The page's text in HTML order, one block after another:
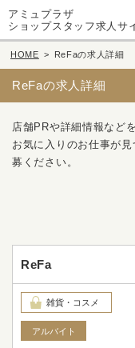
アミュプラザ
ショップスタッフ求人サ
HOME > ReFaの求人詳細
ReFaの求人詳細
店舗PRや詳細情報など
お気に入りのお仕事が
募ください。
ReFa
雑貨・コスメ
アルバイト